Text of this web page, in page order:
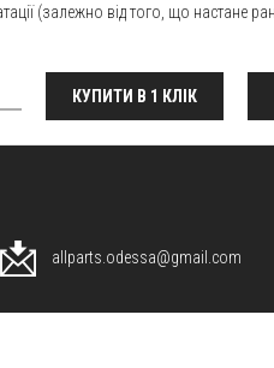
(залежно від того, що настане
КУПИТИ В 1 КЛІК
allparts.odessa@gmail.com